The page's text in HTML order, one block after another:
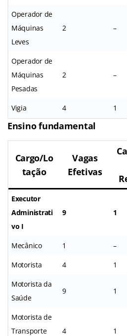
Operador de
Máquinas
Leves
2 –
Operador de
Máquinas
Pesadas
2 –
Vigia 4 1
Ensino fundamental
Cargo/Lo
tação
Vagas
Efetivas
Executor
Administrati
vo I
9 1
Mecânico 1 –
Motorista 4 1
Motorista da
Saúde
9 1
Motorista de
Transporte
4 1